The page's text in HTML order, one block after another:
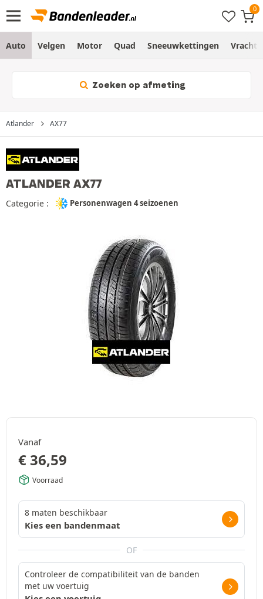
Auto Velgen Motor Quad Sneeuwkettingen
Zoeken op afmeting
Atlander AX77
ATLANDER AX77
Categorie : Personenwagen 4 seizoenen
Vanaf
€ 36,59
Voorraad
8 maten beschikbaar
Kies een bandenmaat
OF
Controleer de compatibiliteit van de banden
met uw voertuig